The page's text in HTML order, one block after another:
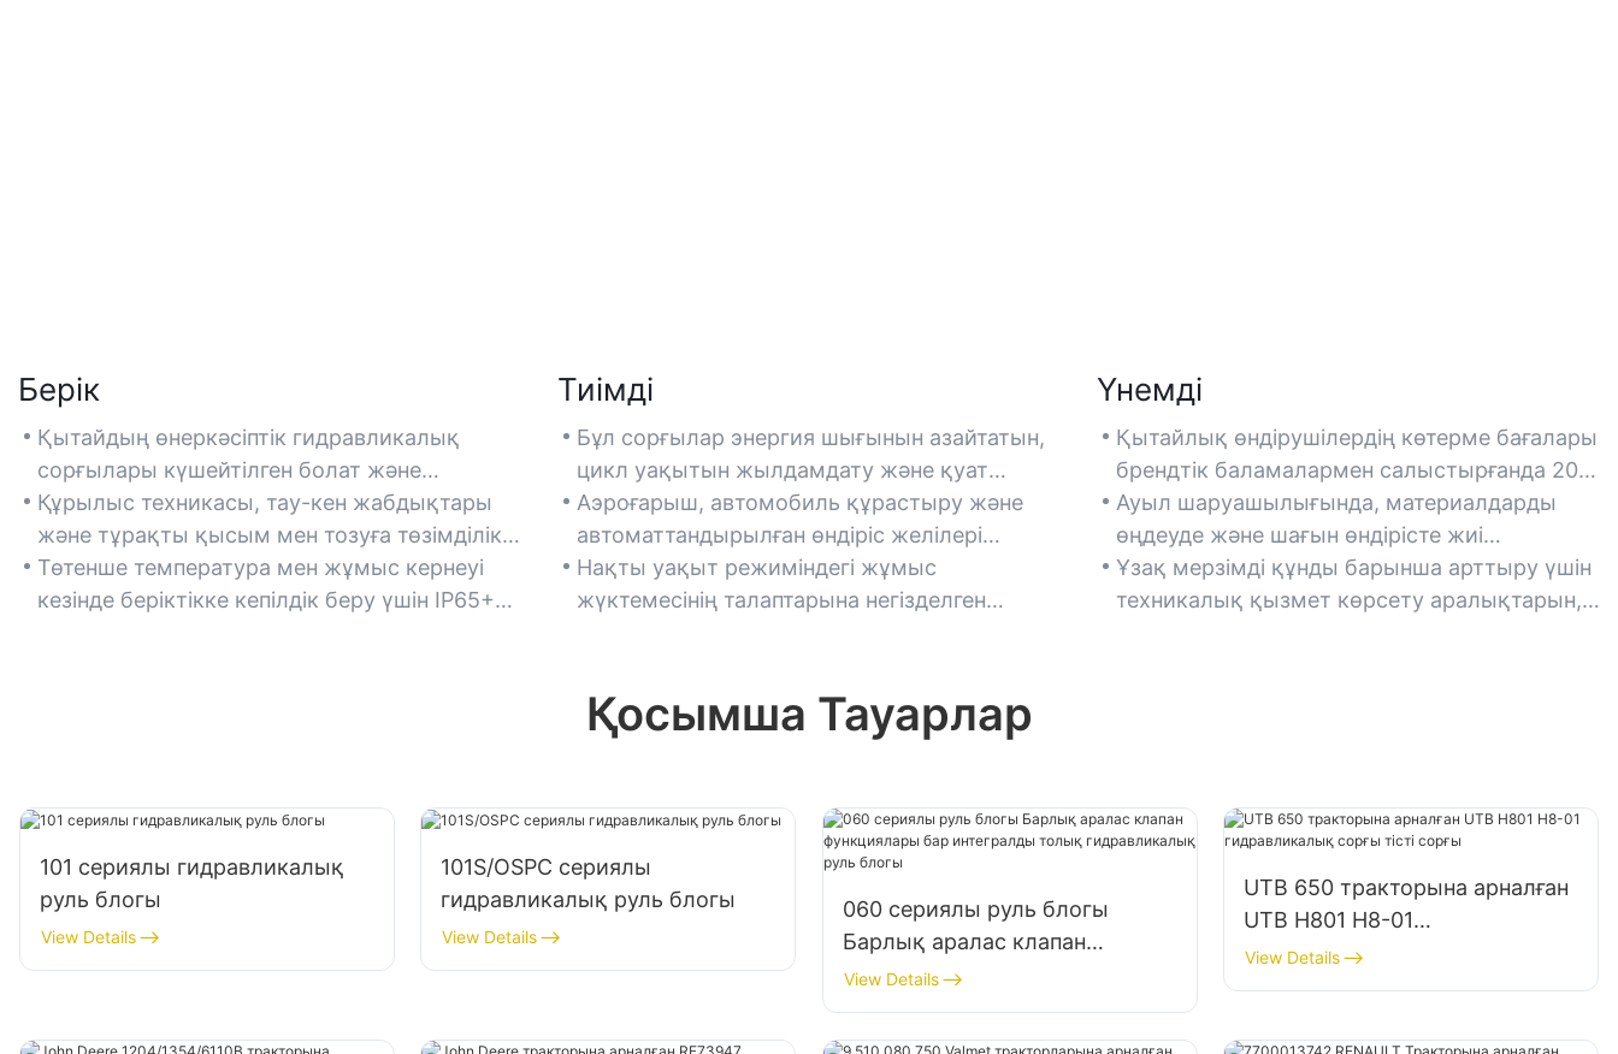
Берік
Қытайдың өнеркәсіптік гидравликалық
сорғылары күшейтілген болат және
коррозияға төзімді жабындар сияқты
жоғары сапалы материалдардан жасалған,
бұл қатал ортада ұзақ мерзімді жұмыс
істеуді қамтамасыз етеді.
Құрылыс техникасы, тау-кен жабдықтары
және тұрақты қысым мен тозуға төзімділікті
қажет ететін өндірістік жүйелер сияқты
ауыр жүктемелік қолданбалар үшін өте
Төтенше температура мен жұмыс кернеуі
кезінде беріктікке кепілдік беру үшін IP65+
Тиімді
Бұл сорғылар энергия шығынын азайтатын,
цикл уақытын жылдамдату және қуат
тұтынуды азайту үшін 95%-ға дейін көлемдік
тиімділікке қол жеткізетін озық поршеньді
және қалақшалы конструкциялармен
жабдықталған.
Аэроғарыш, автомобиль құрастыру және
автоматтандырылған өндіріс желілері
сияқты дәлдікпен жұмыс істейтін салаларға
жарамды, мұнда қысымды тұрақты
Нақты уақыт режиміндегі жұмыс
жүктемесінің талаптарына негізделген
айнымалы ығысу модельдерін таңдаңыз.
Үнемді
Қытайлық өндірушілердің көтерме бағалары
брендтік баламалармен салыстырғанда 20-
40% үнемдеуді ұсынады, ал ірі көлемдегі
өнеркәсіптік сатып алуларға көтерме
жеңілдіктер ұсынылады.
Ауыл шаруашылығында, материалдарды
өңдеуде және шағын өндірісте жиі
қолданылады, мұнда бюджет шектеулері
бастапқы өнімділікке нұқсан келтірмей,
Ұзақ мерзімді құнды барынша арттыру үшін
техникалық қызмет көрсету аралықтарын,
Қосымша Тауарлар
101 сериялы гидравликалық
руль блогы
View Details
101S/OSPC сериялы
гидравликалық руль блогы
View Details
060 сериялы руль блогы
Барлық аралас клапан
функциялары бар интегралды
толық гидравликалық руль
блогы
View Details
UTB 650 тракторына арналған
UTB H801 H8-01
гидравликалық сорғы тісті
сорғы
View Details